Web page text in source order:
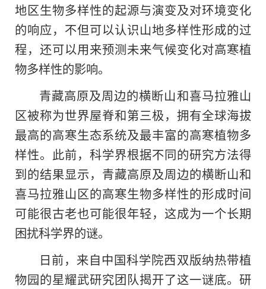
地区生物多样性的起源与演变及对环境变化
的响应，不但可以认识山地多样性形成的过
程，还可以用来预测未来气候变化对高寒植
物多样性的影响。
青藏高原及周边的横断山和喜马拉雅山
区被称为世界屋脊和第三极，拥有全球海拔
最高的高寒生态系统及最丰富的高寒植物多
样性。此前，科学界根据不同的研究方法得
到的结果显示，青藏高原及周边的横断山和
喜马拉雅山区的高寒生物多样性的形成时间
可能很古老也可能很年轻，这成为一个长期
困扰科学界的谜。
日前，来自中国科学院西双版纳热带植
物园的星耀武研究团队揭开了这一谜底。研